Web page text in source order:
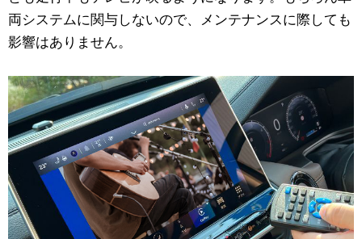
両システムに関与しないので、メンテナンスに際しても
影響はありません。